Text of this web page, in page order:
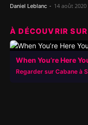
Daniel Leblanc - 14 août 2020
À DÉCOUVRIR
When You’re Here
Regarder sur Cabane à